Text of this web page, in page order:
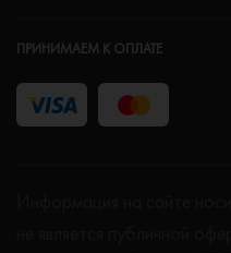
ПРИНИМАЕМ К ОПЛАТЕ